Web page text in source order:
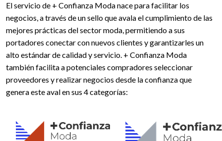
El servicio de + Confianza Moda nace para facilitar los
negocios, a través de un sello que avala el cumplimiento de las
mejores prácticas del sector moda, permitiendo a sus
portadores conectar con nuevos clientes y garantizarles un
alto estándar de calidad y servicio. + Confianza Moda
también facilita a potenciales compradores seleccionar
proveedores y realizar negocios desde la confianza que
genera este aval en sus 4 categorías: